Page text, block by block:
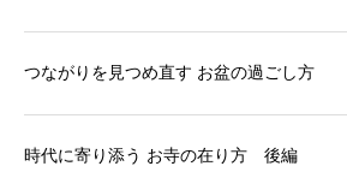
つながりを見つめ直す お盆の過ごし方
時代に寄り添う お寺の在り方 後編